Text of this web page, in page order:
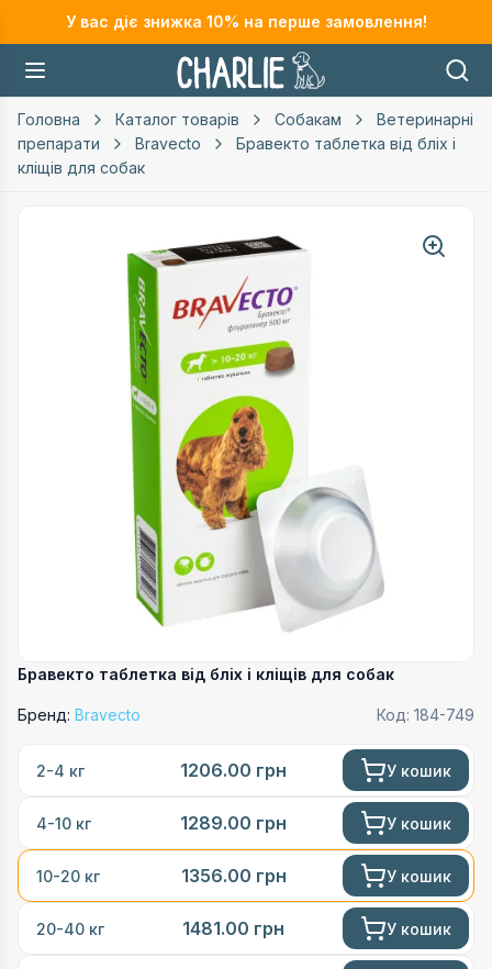
У вас діє знижка 10% на перше замовлення!
Головна Каталог товарів Собакам
Ветеринарні
препарати
Bravecto
Бравекто таблетка від бліх і
кліщів для собак
Бравекто таблетка від бліх і кліщів для собак
Бренд: Bravecto Код: 184-749
2-4 кг 1206.00 грн У кошик
4-10 кг 1289.00 грн У кошик
10-20 кг 1356.00 грн У кошик
20-40 кг 1481.00 грн У кошик